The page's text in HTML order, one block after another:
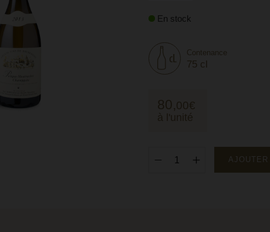
En stock
Contenance
75 cl
80,00€
à l'unité